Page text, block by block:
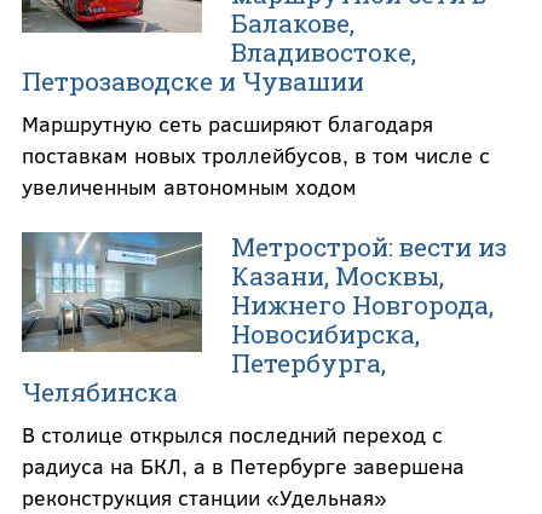
Балакове,
Владивостоке,
Петрозаводске и Чувашии
Маршрутную сеть расширяют благодаря
поставкам новых троллейбусов, в том числе с
увеличенным автономным ходом
Метрострой: вести из
Казани, Москвы,
Нижнего Новгорода,
Новосибирска,
Петербурга,
Челябинска
В столице открылся последний переход с
радиуса на БКЛ, а в Петербурге завершена
реконструкция станции «Удельная»